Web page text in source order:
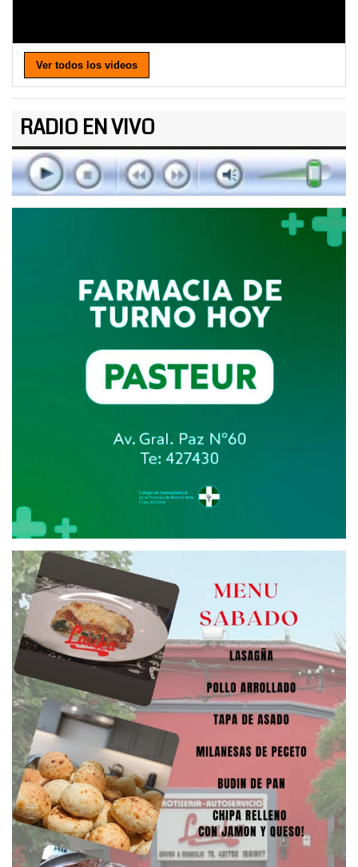
Ver todos los videos
RADIO EN VIVO